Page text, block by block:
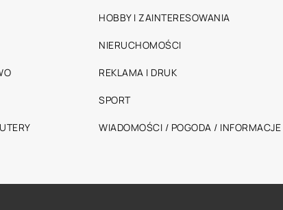
HOBBY I ZAINTERESOWANIA
NIERUCHOMOŚCI
REKLAMA I DRUK
SPORT
WIADOMOŚCI / POGODA / INFORMACJE